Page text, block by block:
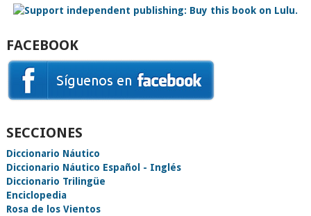
FACEBOOK
SECCIONES
Diccionario Náutico
Diccionario Náutico Español - Inglés
Diccionario Trilingüe
Enciclopedia
Rosa de los Vientos